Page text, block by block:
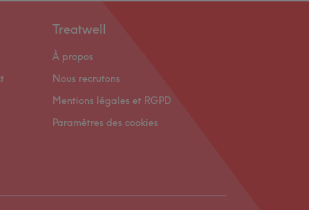
Treatwell
À propos
Nous recrutons
Mentions légales et RGPD
Paramètres des cookies